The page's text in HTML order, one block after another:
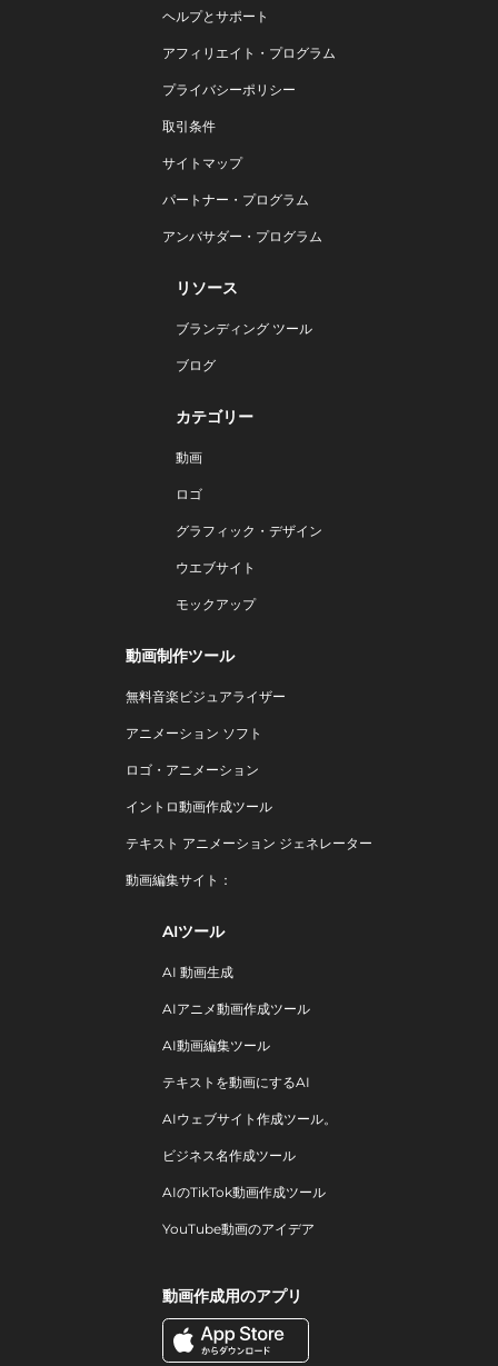
ヘルプとサポート
アフィリエイト・プログラム
プライバシーポリシー
取引条件
サイトマップ
パートナー・プログラム
アンバサダー・プログラム
リソース
ブランディング ツール
ブログ
カテゴリー
動画
ロゴ
グラフィック・デザイン
ウエブサイト
モックアップ
動画制作ツール
無料音楽ビジュアライザー
アニメーション ソフト
ロゴ・アニメーション
イントロ動画作成ツール
テキスト アニメーション ジェネレーター
動画編集サイト：
AIツール
AI 動画生成
AIアニメ動画作成ツール
AI動画編集ツール
テキストを動画にするAI
AIウェブサイト作成ツール。
ビジネス名作成ツール
AIのTikTok動画作成ツール
YouTube動画のアイデア
動画作成用のアプリ